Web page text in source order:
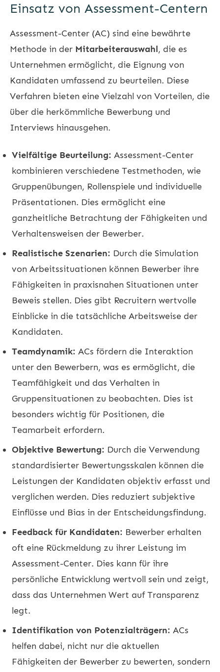
Einsatz von Assessment-Centern
Assessment-Center (AC) sind eine bewährte
Methode in der Mitarbeiterauswahl, die es
Unternehmen ermöglicht, die Eignung von
Kandidaten umfassend zu beurteilen. Diese
Verfahren bieten eine Vielzahl von Vorteilen, die
über die herkömmliche Bewerbung und
Interviews hinausgehen.
Vielfältige Beurteilung: Assessment-Center
kombinieren verschiedene Testmethoden, wie
Gruppenübungen, Rollenspiele und individuelle
Präsentationen. Dies ermöglicht eine
ganzheitliche Betrachtung der Fähigkeiten und
Verhaltensweisen der Bewerber.
Realistische Szenarien: Durch die Simulation
von Arbeitssituationen können Bewerber ihre
Fähigkeiten in praxisnahen Situationen unter
Beweis stellen. Dies gibt Recruitern wertvolle
Einblicke in die tatsächliche Arbeitsweise der
Kandidaten.
Teamdynamik: ACs fördern die Interaktion
unter den Bewerbern, was es ermöglicht, die
Teamfähigkeit und das Verhalten in
Gruppensituationen zu beobachten. Dies ist
besonders wichtig für Positionen, die
Teamarbeit erfordern.
Objektive Bewertung: Durch die Verwendung
standardisierter Bewertungsskalen können die
Leistungen der Kandidaten objektiv erfasst und
verglichen werden. Dies reduziert subjektive
Einflüsse und Bias in der Entscheidungsfindung.
Feedback für Kandidaten: Bewerber erhalten
oft eine Rückmeldung zu ihrer Leistung im
Assessment-Center. Dies kann für ihre
persönliche Entwicklung wertvoll sein und zeigt,
dass das Unternehmen Wert auf Transparenz
legt.
Identifikation von Potenzialträgern: ACs
helfen dabei, nicht nur die aktuellen
Fähigkeiten der Bewerber zu bewerten, sondern